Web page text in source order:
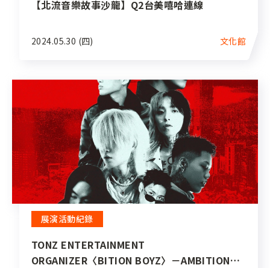
【北流音樂故事沙龍】Q2台美嘻哈連線
2024.05.30 (四) 文化館
展演活動紀錄
TONZ ENTERTAINMENT
ORGANIZER〈BITION BOYZ〉－AMBITION